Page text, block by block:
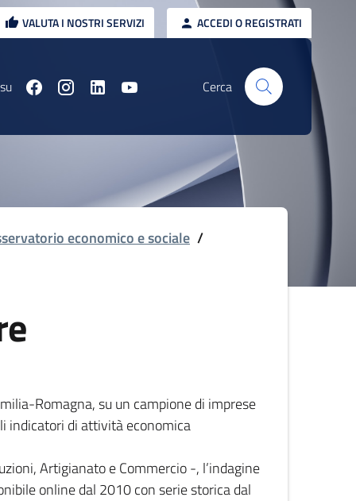
VALUTA I NOSTRI SERVIZI ACCEDI O REGISTRATI
Cerca
economico e sociale /
Romagna, su un campione di imprese
indicatori di attività economica
Artigianato e Commercio -, l’indagine
online dal 2010 con serie storica dal